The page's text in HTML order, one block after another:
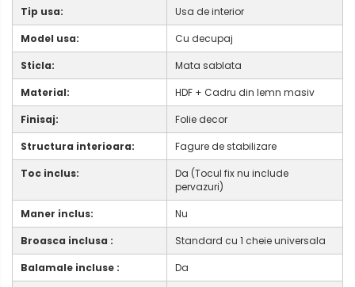
Tip usa:
Usa de interior
Model usa:
Cu decupaj
Sticla:
Mata sablata
Material:
HDF + Cadru din lemn masiv
Finisaj:
Folie decor
Structura interioara:
Fagure de stabilizare
Toc inclus:
Da (Tocul fix nu include
pervazuri)
Maner inclus:
Nu
Broasca inclusa :
Standard cu 1 cheie universala
Balamale incluse :
Da